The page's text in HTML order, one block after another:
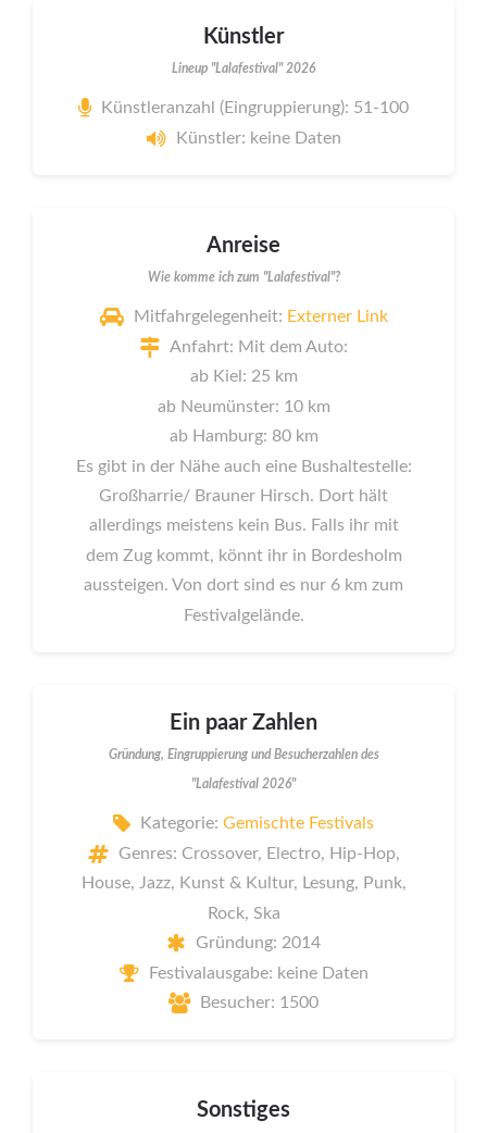
Künstler
Lineup "Lalafestival" 2026
Künstleranzahl (Eingruppierung): 51-100
Künstler: keine Daten
Anreise
Wie komme ich zum "Lalafestival"?
Mitfahrgelegenheit: Externer Link
Anfahrt: Mit dem Auto:
ab Kiel: 25 km
ab Neumünster: 10 km
ab Hamburg: 80 km
Es gibt in der Nähe auch eine Bushaltestelle:
Großharrie/ Brauner Hirsch. Dort hält
allerdings meistens kein Bus. Falls ihr mit
dem Zug kommt, könnt ihr in Bordesholm
aussteigen. Von dort sind es nur 6 km zum
Festivalgelände.
Ein paar Zahlen
Gründung, Eingruppierung und Besucherzahlen des
"Lalafestival 2026"
Kategorie: Gemischte Festivals
Genres: Crossover, Electro, Hip-Hop,
House, Jazz, Kunst & Kultur, Lesung, Punk,
Rock, Ska
Gründung: 2014
Festivalausgabe: keine Daten
Besucher: 1500
Sonstiges